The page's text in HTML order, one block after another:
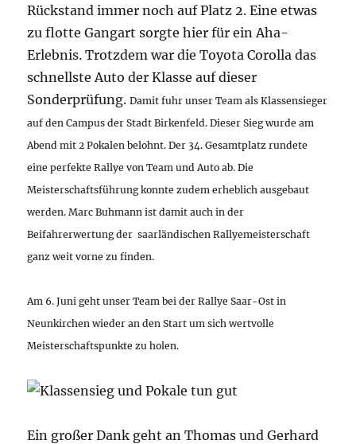
Rückstand immer noch auf Platz 2. Eine etwas
zu flotte Gangart sorgte hier für ein Aha-
Erlebnis. Trotzdem war die Toyota Corolla das
schnellste Auto der Klasse auf dieser
Sonderprüfung.Damit fuhr unser Team als Klassensieger
auf den Campus der Stadt Birkenfeld. Dieser Sieg wurde am
Abend mit 2 Pokalen belohnt. Der 34. Gesamtplatz rundete
eine perfekte Rallye von Team und Auto ab. Die
Meisterschaftsführung konnte zudem erheblich ausgebaut
werden.Marc Buhmann ist damit auch in der
Beifahrerwertung der saarländischen Rallyemeisterschaft
ganz weit vorne zu finden.
Am 6. Juni geht unser Team bei der Rallye Saar-Ost in
Neunkirchen wieder an den Start um sich wertvolle
Meisterschaftspunkte zu holen.
Ein großer Dank geht an Thomas und Gerhard